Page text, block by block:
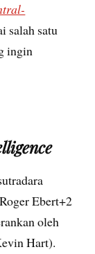
salah satu
ingin
Ebert+2
oleh
Hart).